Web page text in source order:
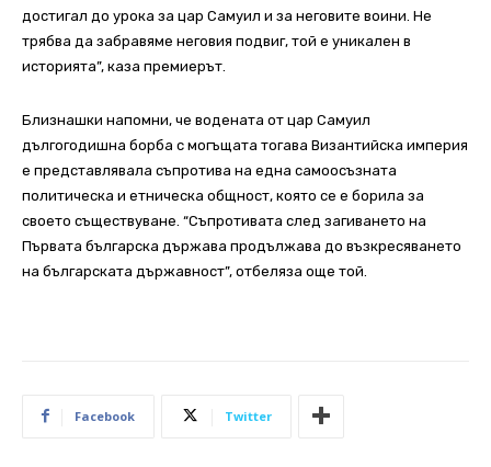
достигал до урока за цар Самуил и за неговите воини. Не
трябва да забравяме неговия подвиг, той е уникален в
историята”, каза премиерът.
Близнашки напомни, че водената от цар Самуил
дългогодишна борба с могъщата тогава Византийска империя
е представлявала съпротива на една самоосъзната
политическа и етническа общност, която се е борила за
своето съществуване. “Съпротивата след загиването на
Първата българска държава продължава до възкресяването
на българската държавност”, отбеляза още той.
Facebook Twitter